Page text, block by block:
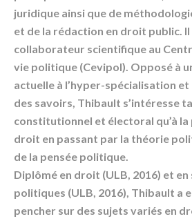
juridique ainsi que de
et de la rédaction en droit public.
collaborateur scientifique au
vie politique (Cevipol). Opposé à
actuelle à l’hyper-spécialisation
des savoirs, Thibault s’intéresse
constitutionnel et électoral qu’à la
droit en passant par la théorie
de la pensée politique.
Diplômé en droit (ULB, 2016) et en
politiques (ULB, 2016), Thibault a
pencher sur des sujets variés en